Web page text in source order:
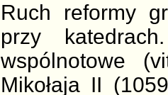
Ruch reformy
przy
wspólnotowe
Mikołaja II